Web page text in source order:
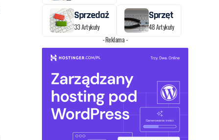
Sprzedaż
33 Artykuły
Sprzęt
48 Artykuły
- Reklama -